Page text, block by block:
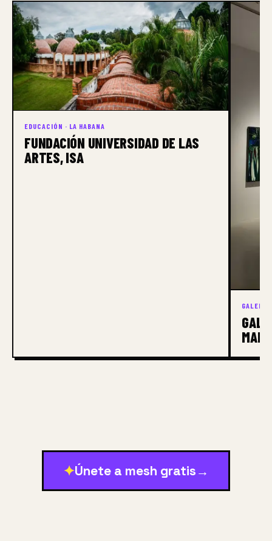
EDUCACIÓN · LA HABANA
FUNDACIÓN UNIVERSIDAD DE LAS
ARTES, ISA
GALERÍA
✦Únete a mesh gratis →